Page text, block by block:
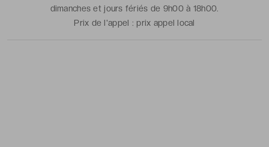
dimanches et jours fériés de 9h00 à 18h00.
Prix de l'appel :prix appel local